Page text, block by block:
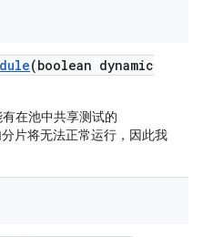
(boolean dynamic
在池中共享测试的
片将无法正常运行，因此我